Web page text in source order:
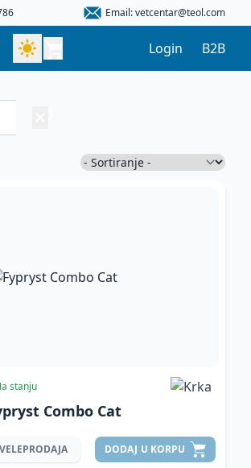
Email: vetcentar@teol.com
Login B2B
stanju
Combo Cat
VELEPRODAJA DODAJ U KORPU